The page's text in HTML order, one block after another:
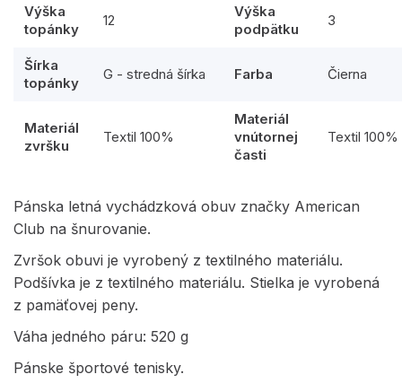
Výška
topánky
12
Výška
podpätku
3
Šírka
topánky
G - stredná šírka Farba Čierna
Materiál
zvršku
Textil 100%
Materiál
vnútornej
časti
Textil 100%
Pánska letná vychádzková obuv značky American
Club na šnurovanie.
Zvršok obuvi je vyrobený z textilného materiálu.
Podšívka je z textilného materiálu. Stielka je vyrobená
z pamäťovej peny.
Váha jedného páru: 520 g
Pánske športové tenisky.